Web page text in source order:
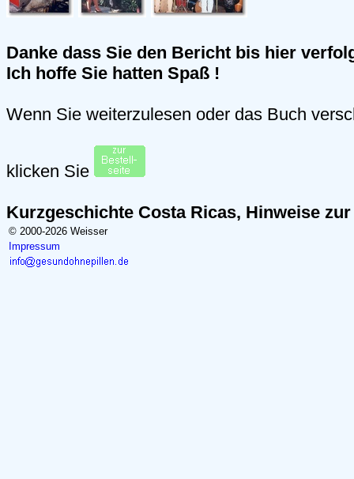
Danke dass Sie den Bericht bis hier
Ich hoffe Sie hatten Spaß !
Wenn Sie weiterzulesen oder das Buch
klicken Sie
Kurzgeschichte Costa Ricas, Hinweise
© 2000-2026 Weisser
Impressum